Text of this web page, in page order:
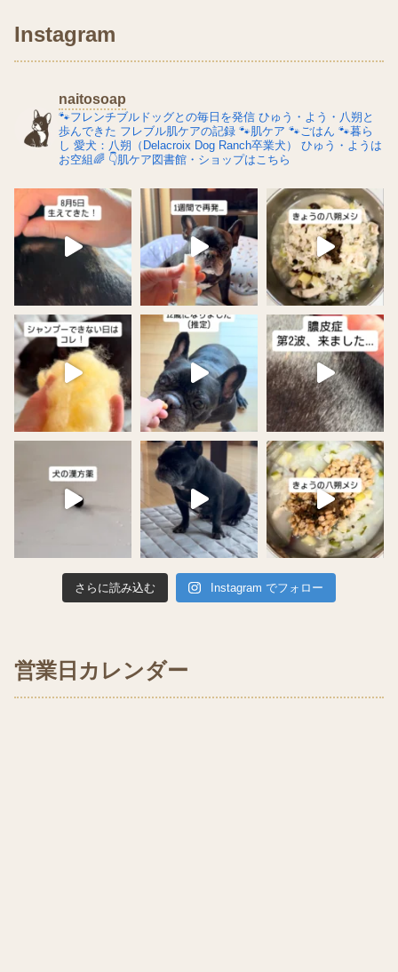
Instagram
naitosoap
🐾フレンチブルドッグとの毎日を発信 ひゅう・よう・八朔と
歩んできた フレブル肌ケアの記録 🐾肌ケア 🐾ごはん 🐾暮ら
し 愛犬：八朔（Delacroix Dog Ranch卒業犬）
ひゅう・ようは
お空組🌈 👇肌ケア図書館・ショップはこちら
さらに読み込む Instagram でフォロー
営業日カレンダー